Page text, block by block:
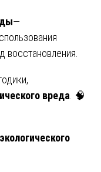
—
восстановления.
вреда . 🧠